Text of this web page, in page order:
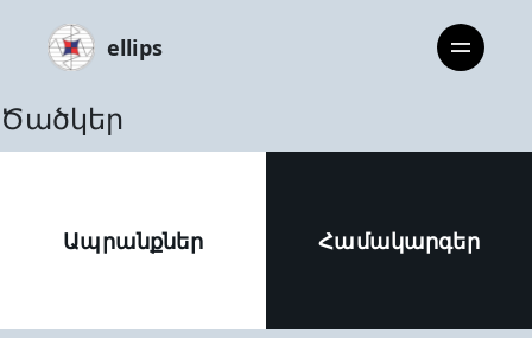
ellips
Ծածկեր
Ապրանքներ Համակարգեր